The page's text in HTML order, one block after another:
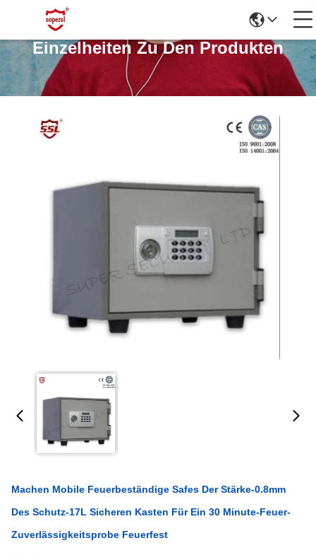
Einzelheiten Zu Den Produkten
Machen Mobile Feuerbeständige Safes Der Stärke-0.8mm
Des Schutz-17L Sicheren Kasten Für Ein 30 Minute-Feuer-
Zuverlässigkeitsprobe Feuerfest